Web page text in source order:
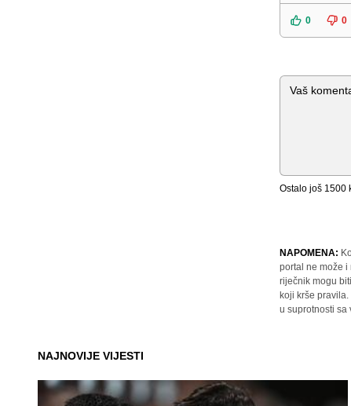
0 0
Komentar
Ostalo još 1500
NAPOMENA:
portal ne može
riječnik mogu
koji krše
u suprotnosti sa
NAJNOVIJE VIJESTI